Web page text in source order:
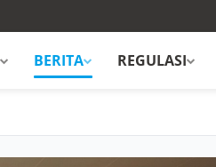
BERITA REGULASI